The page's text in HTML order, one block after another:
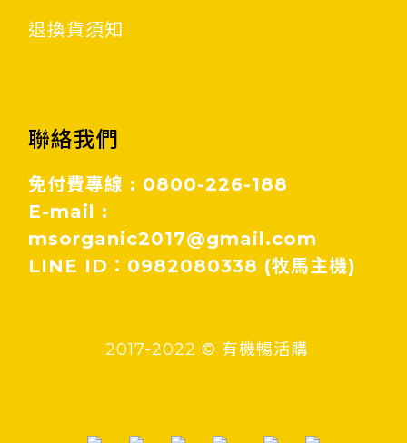
退換貨須知
聯絡我們
免付費專線 : 0800-226-188
E-mail :
msorganic2017@gmail.com
LINE ID：0982080338 (牧馬主機)
2017-2022 © 有機暢活購